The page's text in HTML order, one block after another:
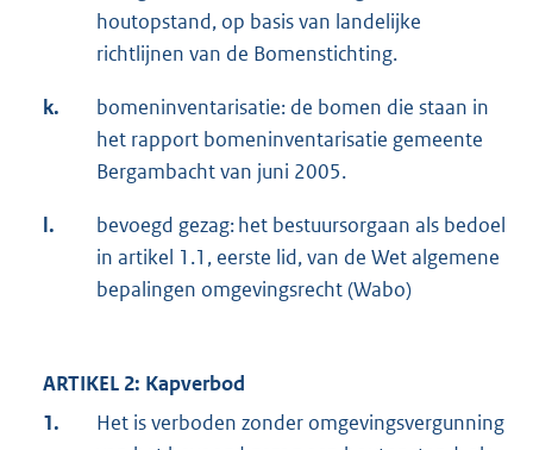
houtopstand, op basis van landelijke
richtlijnen van de Bomenstichting.
k.
bomeninventarisatie: de bomen die staan in
het rapport bomeninventarisatie gemeente
Bergambacht van juni 2005.
l.
bevoegd gezag: het bestuursorgaan als bedoel
in artikel 1.1, eerste lid, van de Wet algemene
bepalingen omgevingsrecht (Wabo)
ARTIKEL 2: Kapverbod
1.
Het is verboden zonder omgevingsvergunning